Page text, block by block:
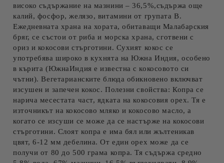
високо съдържание на мазнини – 36,5%,съдържа още
калий, фосфор, желязо, витамини от групата В.
Ежедневната храна на хората, обитаващи Малабарския
бряг, се състои от риба и морска храна, сготвени с
ориз и кокосови стърготини. Сухият кокос се
употребява широко в кухнята на Южна Индия, особено
в кърита (ЮжнаИндия е известна с кокосовото си
чътни). Вегетарианските блюда обикновено включват
изсушен и запечен кокос. Полезни свойства: Копра се
нарича месестата част, ядката на кокосовия орех. Тя е
източникът на кокосово мляко и кокосово масло, а
когато се изсуши се може да се настърже на кокосови
стърготини. Слоят копра е има бял или жълтеникав
цвят, 6-12 мм дебелина. От един орех може да се
получи от 80 до 500 грама копра. Тя съдържа средно